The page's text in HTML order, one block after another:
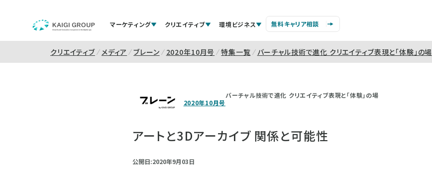
マーケティング クリエイティブ 環境ビジネス 無料キャリア相談
クリエイティブ メディア ブレーン 2020年10月号 特集一覧 バーチャル技術で進化 クリエイティブ表現と「体験」の場
2020年10月号
バーチャル技術で進化 クリエイティブ表現と「体験」の場
アートと3Dアーカイブ 関係と可能性
公開日:2020年9月03日